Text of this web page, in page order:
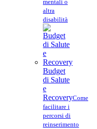
mentali o
altra
disabilità
Budget
di Salute
e
RecoveryCome
facilitare i
percorsi di
reinserimento